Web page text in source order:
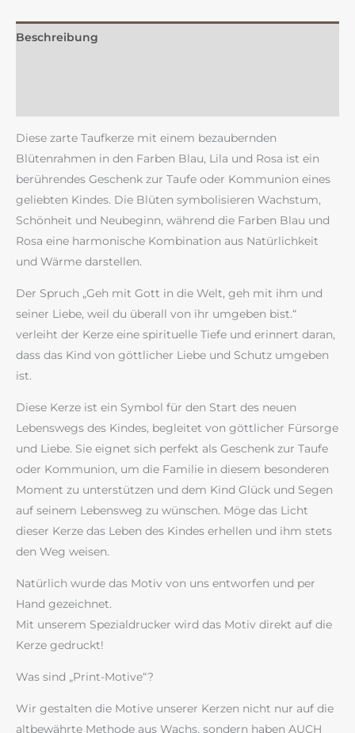
Beschreibung
Diese zarte Taufkerze mit einem bezaubernden
Blütenrahmen in den Farben Blau, Lila und Rosa ist ein
berührendes Geschenk zur Taufe oder Kommunion eines
geliebten Kindes. Die Blüten symbolisieren Wachstum,
Schönheit und Neubeginn, während die Farben Blau und
Rosa eine harmonische Kombination aus Natürlichkeit
und Wärme darstellen.
Der Spruch „Geh mit Gott in die Welt, geh mit ihm und
seiner Liebe, weil du überall von ihr umgeben bist.“
verleiht der Kerze eine spirituelle Tiefe und erinnert daran,
dass das Kind von göttlicher Liebe und Schutz umgeben
ist.
Diese Kerze ist ein Symbol für den Start des neuen
Lebenswegs des Kindes, begleitet von göttlicher Fürsorge
und Liebe. Sie eignet sich perfekt als Geschenk zur Taufe
oder Kommunion, um die Familie in diesem besonderen
Moment zu unterstützen und dem Kind Glück und Segen
auf seinem Lebensweg zu wünschen. Möge das Licht
dieser Kerze das Leben des Kindes erhellen und ihm stets
den Weg weisen.
Natürlich wurde das Motiv von uns entworfen und per
Hand gezeichnet.
Mit unserem Spezialdrucker wird das Motiv direkt auf die
Kerze gedruckt!
Was sind „Print-Motive“?
Wir gestalten die Motive unserer Kerzen nicht nur auf die
altbewährte Methode aus Wachs, sondern haben AUCH